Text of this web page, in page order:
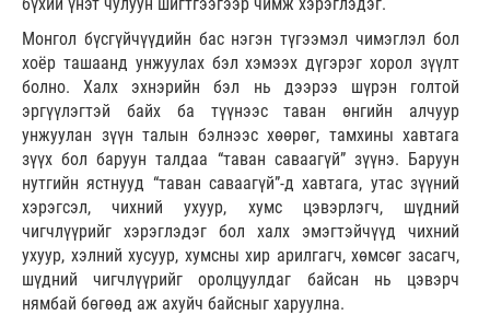
Монгол бүсгүйчүүдийн бас нэгэн түгээмэл чимэглэл бол
хоёр ташаанд унжуулах бэл хэмээх дүгэрэг хорол зүүлт
болно. Халх эхнэрийн бэл нь дээрээ шүрэн голтой
эргүүлэгтэй байх ба түүнээс таван өнгийн алчуур
унжуулан зүүн талын бэлнээс хөөрөг, тамхины хавтага
зүүх бол баруун талдаа “таван саваагүй” зүүнэ. Баруун
нутгийн ястнууд “таван саваагүй”-д хавтага, утас зүүний
хэрэгсэл, чихний ухуур, хумс цэвэрлэгч, шүдний
чигчлүүрийг хэрэглэдэг бол халх эмэгтэйчүүд чихний
ухуур, хэлний хусуур, хумсны хир арилгагч, хөмсөг засагч,
шүдний чигчлүүрийг оролцуулдаг байсан нь цэвэрч
нямбай бөгөөд аж ахуйч байсныг харуулна.